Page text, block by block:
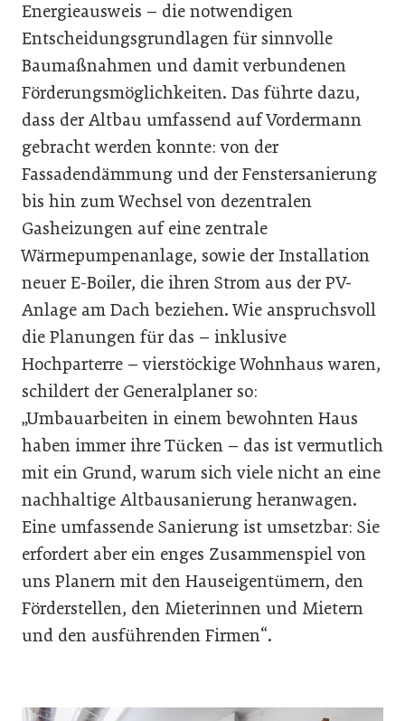
Energieausweis – die notwendigen
Entscheidungsgrundlagen für sinnvolle
Baumaßnahmen und damit verbundenen
Förderungsmöglichkeiten. Das führte dazu,
dass der Altbau umfassend auf Vordermann
gebracht werden konnte: von der
Fassadendämmung und der Fenstersanierung
bis hin zum Wechsel von dezentralen
Gasheizungen auf eine zentrale
Wärmepumpenanlage, sowie der Installation
neuer E-Boiler, die ihren Strom aus der PV-
Anlage am Dach beziehen. Wie anspruchsvoll
die Planungen für das – inklusive
Hochparterre – vierstöckige Wohnhaus waren,
schildert der Generalplaner so:
„Umbauarbeiten in einem bewohnten Haus
haben immer ihre Tücken – das ist vermutlich
mit ein Grund, warum sich viele nicht an eine
nachhaltige Altbausanierung heranwagen.
Eine umfassende Sanierung ist umsetzbar: Sie
erfordert aber ein enges Zusammenspiel von
uns Planern mit den Hauseigentümern, den
Förderstellen, den Mieterinnen und Mietern
und den ausführenden Firmen“.